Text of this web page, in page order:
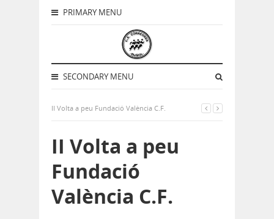
PRIMARY MENU
SECONDARY MENU
II Volta a peu Fundació València C.F.
II Volta a peu
Fundació
València C.F.